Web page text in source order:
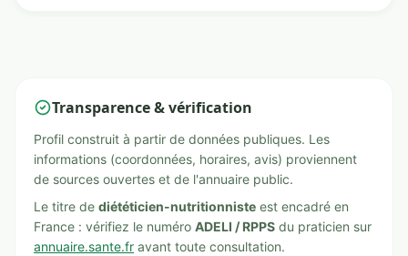
Transparence & vérification
Profil construit à partir de données publiques. Les
informations (coordonnées, horaires, avis) proviennent
de sources ouvertes et de l'annuaire public.
Le titre de diététicien-nutritionniste est encadré en
France : vérifiez le numéro ADELI / RPPS du praticien sur
annuaire.sante.fr avant toute consultation.